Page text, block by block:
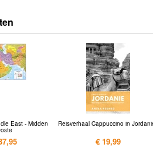
East - Midden Reisverhaal Cappuccino in
€ 19,99